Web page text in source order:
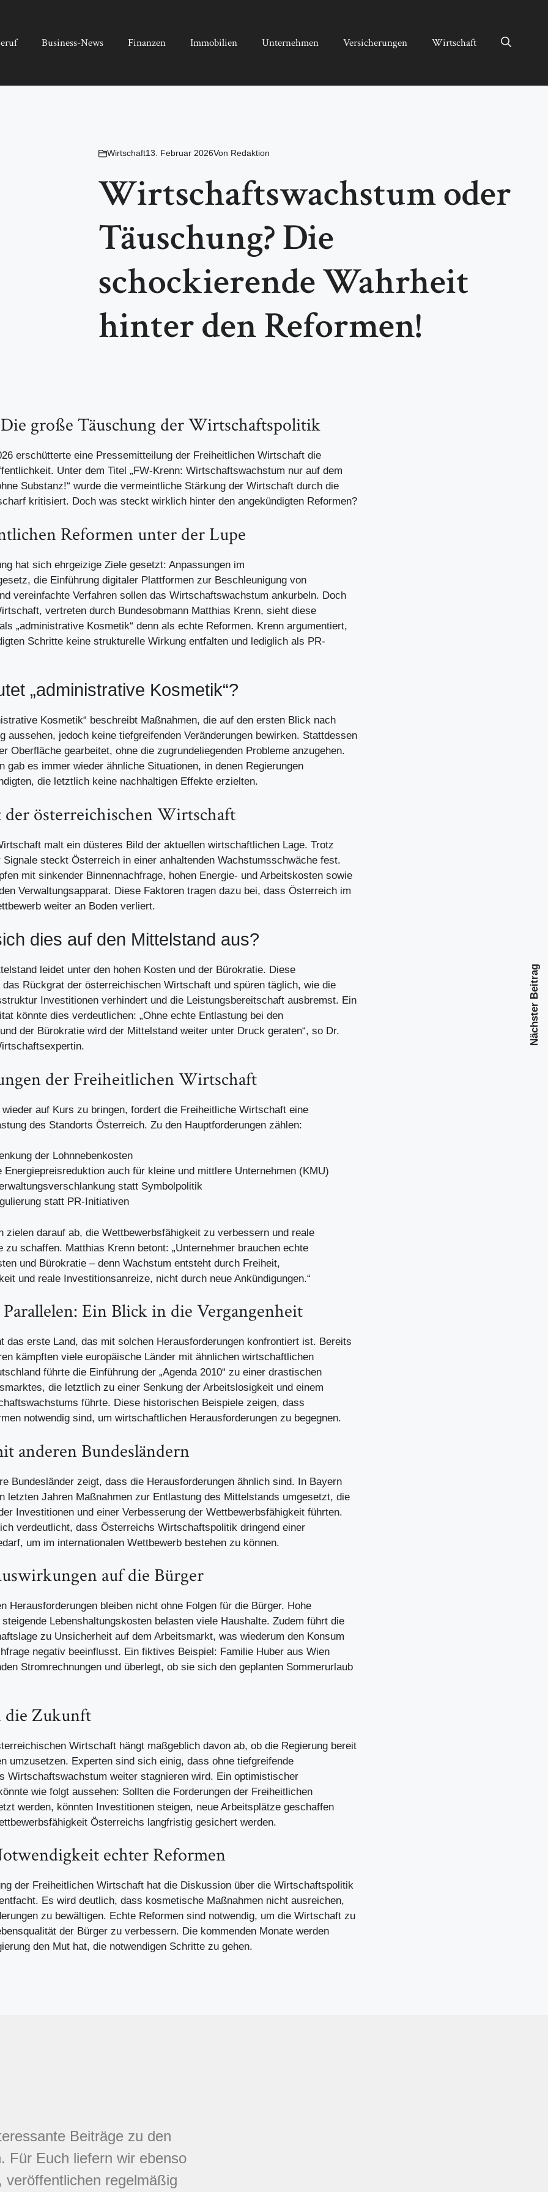
Business-News Finanzen Immobilien Unternehmen Versicherungen Wirtschaft
Wirtschaft13. Februar 2026Von Redaktion
Wirtschaftswachstum oder
Täuschung? Die
schockierende Wahrheit
hinter den Reformen!
große Täuschung der Wirtschaftspolitik
erschütterte eine Pressemitteilung der Freiheitlichen Wirtschaft die
Unter dem Titel „FW-Krenn: Wirtschaftswachstum nur auf dem
Substanz!“ wurde die vermeintliche Stärkung der Wirtschaft durch die
kritisiert. Doch was steckt wirklich hinter den angekündigten Reformen?
Reformen unter der Lupe
hat sich ehrgeizige Ziele gesetzt: Anpassungen im
die Einführung digitaler Plattformen zur Beschleunigung von
vereinfachte Verfahren sollen das Wirtschaftswachstum ankurbeln. Doch
vertreten durch Bundesobmann Matthias Krenn, sieht diese
„administrative Kosmetik“ denn als echte Reformen. Krenn argumentiert,
Schritte keine strukturelle Wirkung entfalten und lediglich als PR-
„administrative Kosmetik“?
Kosmetik“ beschreibt Maßnahmen, die auf den ersten Blick nach
aussehen, jedoch keine tiefgreifenden Veränderungen bewirken. Stattdessen
Oberfläche gearbeitet, ohne die zugrundeliegenden Probleme anzugehen.
gab es immer wieder ähnliche Situationen, in denen Regierungen
die letztlich keine nachhaltigen Effekte erzielten.
der österreichischen Wirtschaft
malt ein düsteres Bild der aktuellen wirtschaftlichen Lage. Trotz
steckt Österreich in einer anhaltenden Wachstumsschwäche fest.
mit sinkender Binnennachfrage, hohen Energie- und Arbeitskosten sowie
Verwaltungsapparat. Diese Faktoren tragen dazu bei, dass Österreich im
weiter an Boden verliert.
dies auf den Mittelstand aus?
leidet unter den hohen Kosten und der Bürokratie. Diese
das Rückgrat der österreichischen Wirtschaft und spüren täglich, wie die
Investitionen verhindert und die Leistungsbereitschaft ausbremst. Ein
könnte dies verdeutlichen: „Ohne echte Entlastung bei den
der Bürokratie wird der Mittelstand weiter unter Druck geraten“, so Dr.
der Freiheitlichen Wirtschaft
auf Kurs zu bringen, fordert die Freiheitliche Wirtschaft eine
des Standorts Österreich. Zu den Hauptforderungen zählen:
der Lohnnebenkosten
Energiepreisreduktion auch für kleine und mittlere Unternehmen (KMU)
statt Symbolpolitik
statt PR-Initiativen
zielen darauf ab, die Wettbewerbsfähigkeit zu verbessern und reale
zu schaffen. Matthias Krenn betont: „Unternehmer brauchen echte
und Bürokratie – denn Wachstum entsteht durch Freiheit,
und reale Investitionsanreize, nicht durch neue Ankündigungen.“
Ein Blick in die Vergangenheit
das erste Land, das mit solchen Herausforderungen konfrontiert ist. Bereits
kämpften viele europäische Länder mit ähnlichen wirtschaftlichen
führte die Einführung der „Agenda 2010“ zu einer drastischen
die letztlich zu einer Senkung der Arbeitslosigkeit und einem
führte. Diese historischen Beispiele zeigen, dass
notwendig sind, um wirtschaftlichen Herausforderungen zu begegnen.
anderen Bundesländern
Bundesländer zeigt, dass die Herausforderungen ähnlich sind. In Bayern
letzten Jahren Maßnahmen zur Entlastung des Mittelstands umgesetzt, die
Investitionen und einer Verbesserung der Wettbewerbsfähigkeit führten.
verdeutlicht, dass Österreichs Wirtschaftspolitik dringend einer
um im internationalen Wettbewerb bestehen zu können.
auf die Bürger
Herausforderungen bleiben nicht ohne Folgen für die Bürger. Hohe
Lebenshaltungskosten belasten viele Haushalte. Zudem führt die
zu Unsicherheit auf dem Arbeitsmarkt, was wiederum den Konsum
negativ beeinflusst. Ein fiktives Beispiel: Familie Huber aus Wien
Stromrechnungen und überlegt, ob sie sich den geplanten Sommerurlaub
Zukunft
Wirtschaft hängt maßgeblich davon ab, ob die Regierung bereit
umzusetzen. Experten sind sich einig, dass ohne tiefgreifende
Wirtschaftswachstum weiter stagnieren wird. Ein optimistischer
wie folgt aussehen: Sollten die Forderungen der Freiheitlichen
werden, könnten Investitionen steigen, neue Arbeitsplätze geschaffen
Österreichs langfristig gesichert werden.
echter Reformen
der Freiheitlichen Wirtschaft hat die Diskussion über die Wirtschaftspolitik
Es wird deutlich, dass kosmetische Maßnahmen nicht ausreichen,
zu bewältigen. Echte Reformen sind notwendig, um die Wirtschaft zu
der Bürger zu verbessern. Die kommenden Monate werden
den Mut hat, die notwendigen Schritte zu gehen.
Nächster Beitrag
Beiträge zu den
Für Euch liefern wir ebenso
regelmäßig